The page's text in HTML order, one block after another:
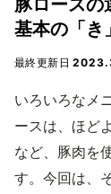
豚ロースの
基本の「き」
最終更新日
いろいろなメ
ースは、ほど
など、豚肉を
す。今回は、